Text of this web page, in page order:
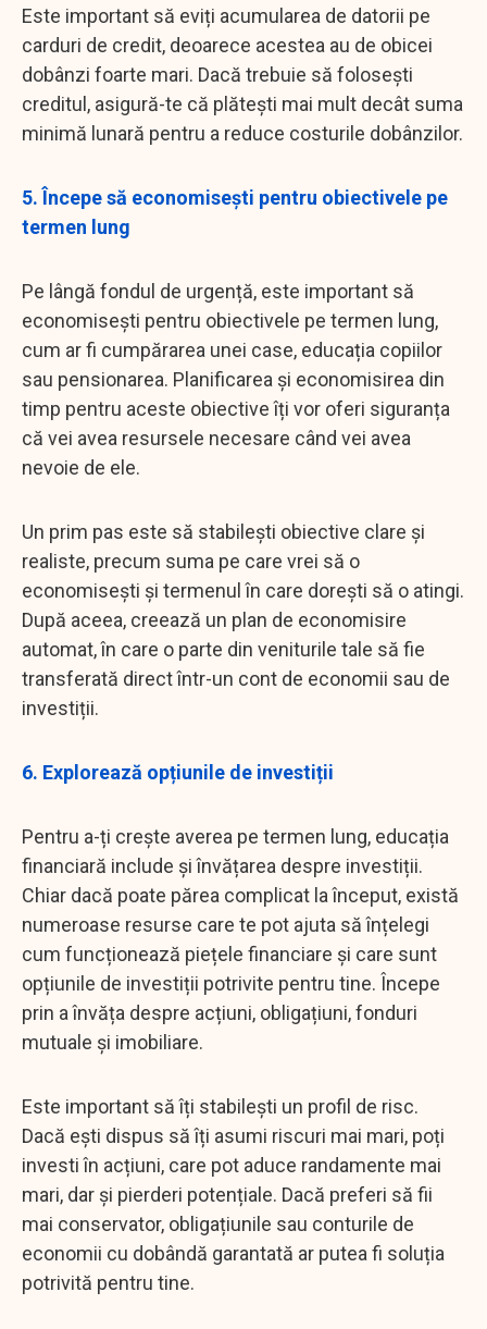
Este important să eviți acumularea de datorii pe
carduri de credit, deoarece acestea au de obicei
dobânzi foarte mari. Dacă trebuie să folosești
creditul, asigură-te că plătești mai mult decât suma
minimă lunară pentru a reduce costurile dobânzilor.
5. Începe să economisești pentru obiectivele pe
termen lung
Pe lângă fondul de urgență, este important să
economisești pentru obiectivele pe termen lung,
cum ar fi cumpărarea unei case, educația copiilor
sau pensionarea. Planificarea și economisirea din
timp pentru aceste obiective îți vor oferi siguranța
că vei avea resursele necesare când vei avea
nevoie de ele.
Un prim pas este să stabilești obiective clare și
realiste, precum suma pe care vrei să o
economisești și termenul în care dorești să o atingi.
După aceea, creează un plan de economisire
automat, în care o parte din veniturile tale să fie
transferată direct într-un cont de economii sau de
investiții.
6. Explorează opțiunile de investiții
Pentru a-ți crește averea pe termen lung, educația
financiară include și învățarea despre investiții.
Chiar dacă poate părea complicat la început, există
numeroase resurse care te pot ajuta să înțelegi
cum funcționează piețele financiare și care sunt
opțiunile de investiții potrivite pentru tine. Începe
prin a învăța despre acțiuni, obligațiuni, fonduri
mutuale și imobiliare.
Este important să îți stabilești un profil de risc.
Dacă ești dispus să îți asumi riscuri mai mari, poți
investi în acțiuni, care pot aduce randamente mai
mari, dar și pierderi potențiale. Dacă preferi să fii
mai conservator, obligațiunile sau conturile de
economii cu dobândă garantată ar putea fi soluția
potrivită pentru tine.